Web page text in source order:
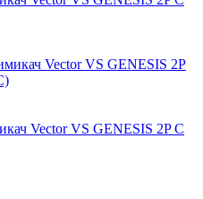
Vector VS GENESIS 2P C